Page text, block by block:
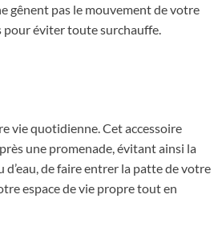
gênent pas le mouvement de votre
éviter toute surchauffe.
vie quotidienne. Cet accessoire
une promenade, évitant ainsi la
de faire entrer la patte de votre
espace de vie propre tout en